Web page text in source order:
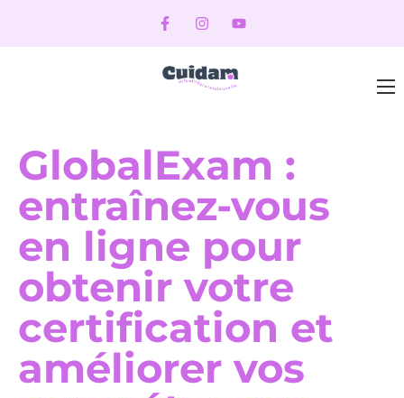
GlobalExam :
entraînez-vous
en ligne pour
obtenir votre
certification et
améliorer vos